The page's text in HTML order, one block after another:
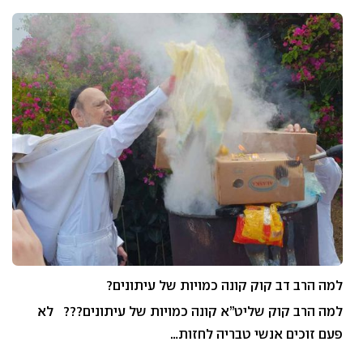
למה הרב דב קוק קונה כמויות של עיתונים?
למה הרב קוק שליט”א קונה כמויות של עיתונים??? לא
פעם זוכים אנשי טבריה לחזות…